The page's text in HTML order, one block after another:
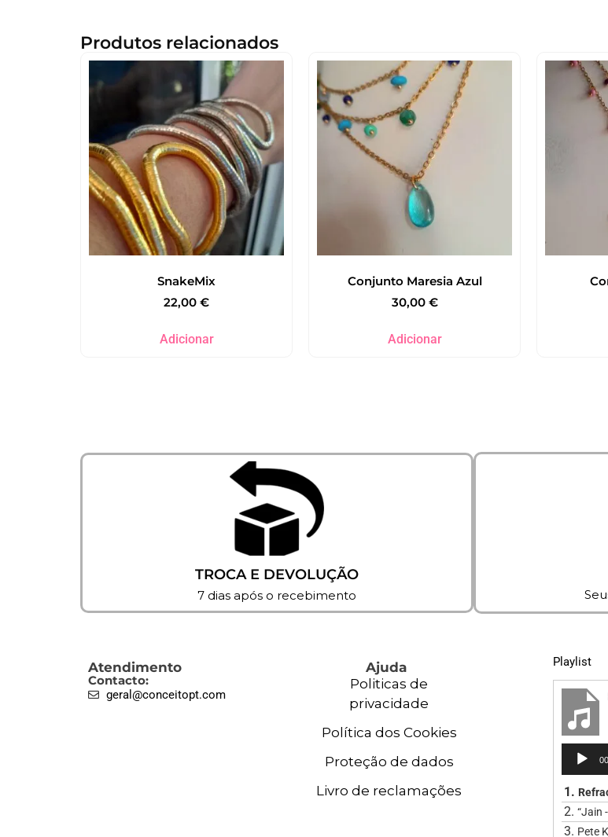
Produtos relacionados
SnakeMix
22,00 €
Adicionar
Conjunto Maresia Azul
30,00 €
Adicionar
TROCA E DEVOLUÇÃO
7 dias após o recebimento
Atendimento
Contacto:
geral@conceitopt.com
Ajuda
Politicas de
privacidade
Política dos Cookies
Proteção de dados
Livro de reclamações
Playlist
áudio
1.
2. “Jain
3. Pete